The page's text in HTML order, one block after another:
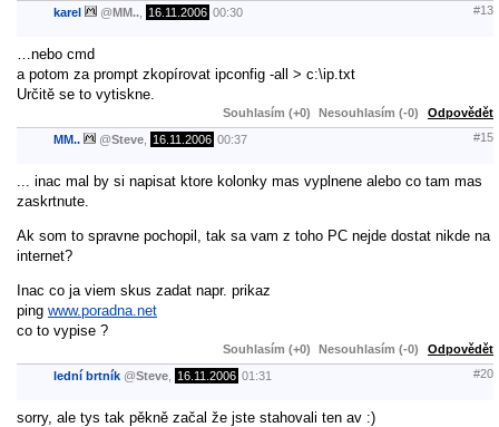
karel @MM.. 16.11.2006 00:30 #13
…nebo cmd
a potom za prompt zkopírovat ipconfig -all > c:\ip.txt
Určitě se to vytiskne.
Souhlasím (+0) Nesouhlasím (-0) Odpovědět
MM.. @Steve 16.11.2006 00:37 #15
... inac mal by si napisat ktore kolonky mas vyplnene alebo co tam mas
zaskrtnute.
Ak som to spravne pochopil, tak sa vam z toho PC nejde dostat nikde na
internet?
Inac co ja viem skus zadat napr. prikaz
ping www.poradna.net
co to vypise ?
Souhlasím (+0) Nesouhlasím (-0) Odpovědět
lední brtník @Steve 16.11.2006 01:31 #20
sorry, ale tys tak pěkně začal že jste stahovali ten av :)